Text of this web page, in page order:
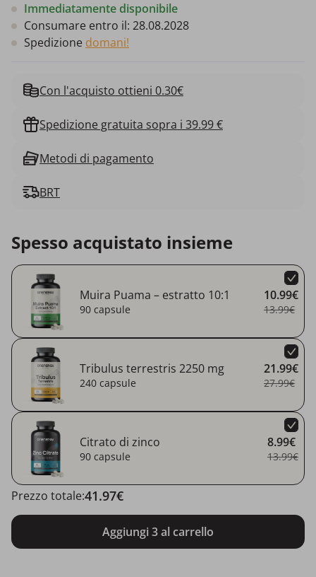
Immediatamente disponibile
Consumare entro il: 28.08.2028
Spedizione domani!
Con l'acquisto ottieni 0.30€
Spedizione gratuita sopra i 39.99 €
Metodi di pagamento
BRT
Spesso acquistato insieme
Muira Puama – estratto 10:1
90 capsule
10.99€
13.99€
Tribulus terrestris 2250 mg
240 capsule
21.99€
27.99€
Citrato di zinco
90 capsule
8.99€
13.99€
Aggiungi 3 al carrello
Prezzo totale:41.97€